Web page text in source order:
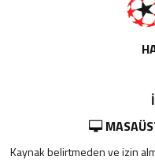
Kaynak belirtmeden ve izin